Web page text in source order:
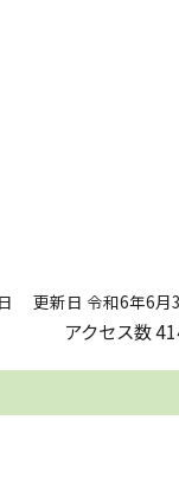
更新日 令和6年6月
アクセス数